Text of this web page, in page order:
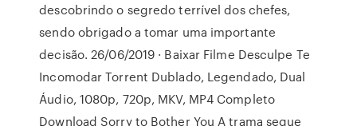
descobrindo o segredo terrível dos chefes,
sendo obrigado a tomar uma importante
decisão. 26/06/2019 · Baixar Filme Desculpe Te
Incomodar Torrent Dublado, Legendado, Dual
Áudio, 1080p, 720p, MKV, MP4 Completo
Download Sorry to Bother You A trama segue